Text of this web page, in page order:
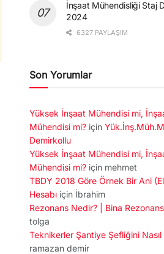
İnşaat Mühendisliği Staj
2024
6327 PAYLAŞIM
Son Yorumlar
Yüksek İnşaat Mühendisi mi,
Mühendisi mi? için
Demirkollu
Yüksek İnşaat Mühendisi mi,
Mühendisi mi? için mehmet
TBDY 2018 Göre Örnek Bir Ani
Hesabı için İbrahim
Rezonans Nedir? | Bina
tolga
Teknikerler Şantiye Şefliğini Nasıl
ramazan demir